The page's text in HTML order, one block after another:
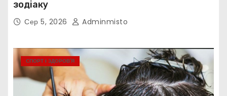
зодіаку
Сер 5, 2026 Adminmisto
СПОРТ І ЗДОРОВ’Я